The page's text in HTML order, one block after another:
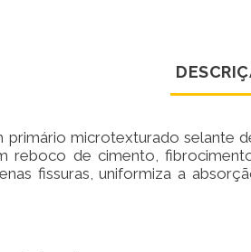
primário microtexturado selante
reboco de cimento,
fissuras, uniformiza a